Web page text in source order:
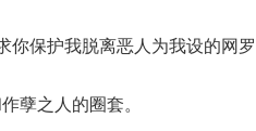
你保护我脱离恶人为我设的网罗
孽之人的圈套。